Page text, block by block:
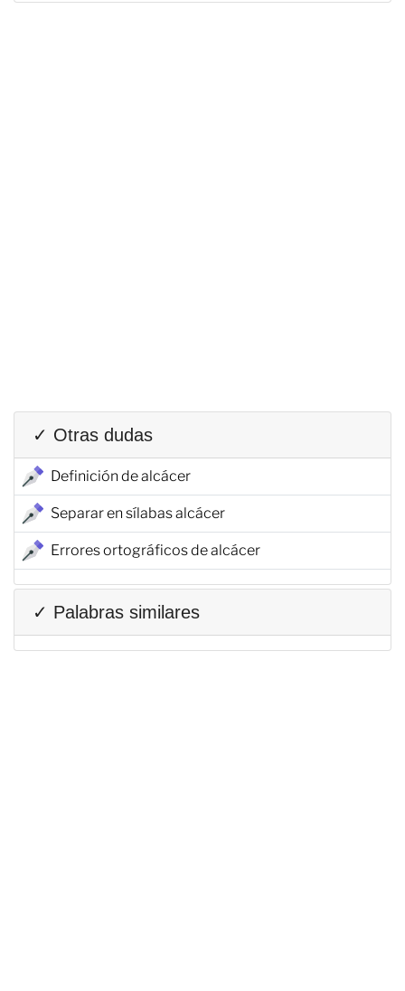
✓ Otras dudas
Definición de alcácer
Separar en sílabas alcácer
Errores ortográficos de alcácer
✓ Palabras similares